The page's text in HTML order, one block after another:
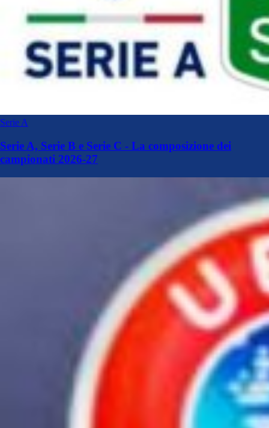
Serie A
Serie A, Serie B e Serie C - La composizione dei
campionati 2026-27